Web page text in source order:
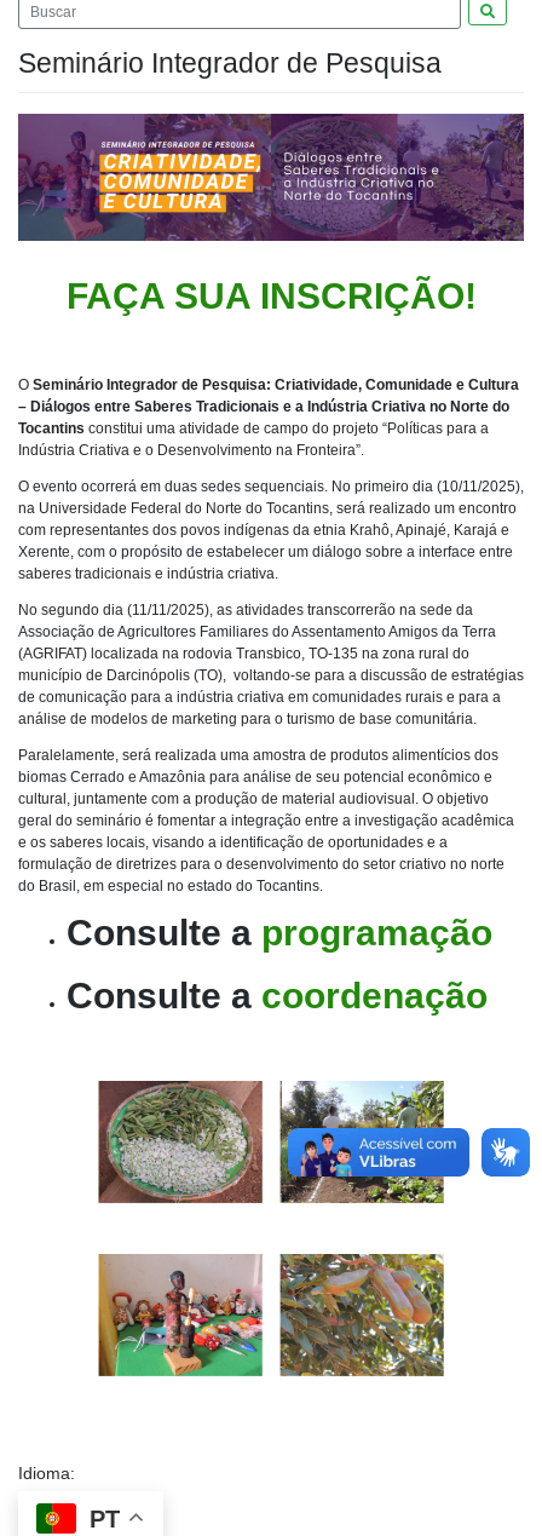
Seminário Integrador de Pesquisa
FAÇA SUA INSCRIÇÃO!
O Seminário Integrador de Pesquisa: Criatividade, Comunidade e Cultura
– Diálogos entre Saberes Tradicionais e a Indústria Criativa no Norte do
Tocantins constitui uma atividade de campo do projeto “Políticas para a
Indústria Criativa e o Desenvolvimento na Fronteira”.
O evento ocorrerá em duas sedes sequenciais. No primeiro dia (10/11/2025),
na Universidade Federal do Norte do Tocantins, será realizado um encontro
com representantes dos povos indígenas da etnia Krahô, Apinajé, Karajá e
Xerente, com o propósito de estabelecer um diálogo sobre a interface entre
saberes tradicionais e indústria criativa.
No segundo dia (11/11/2025), as atividades transcorrerão na sede da
Associação de Agricultores Familiares do Assentamento Amigos da Terra
(AGRIFAT) localizada na rodovia Transbico, TO-135 na zona rural do
município de Darcinópolis (TO), voltando-se para a discussão de estratégias
de comunicação para a indústria criativa em comunidades rurais e para a
análise de modelos de marketing para o turismo de base comunitária.
Paralelamente, será realizada uma amostra de produtos alimentícios dos
biomas Cerrado e Amazônia para análise de seu potencial econômico e
cultural, juntamente com a produção de material audiovisual. O objetivo
geral do seminário é fomentar a integração entre a investigação acadêmica
e os saberes locais, visando a identificação de oportunidades e a
formulação de diretrizes para o desenvolvimento do setor criativo no norte
do Brasil, em especial no estado do Tocantins.
Consulte a programação
Consulte a coordenação
Idioma:
PT